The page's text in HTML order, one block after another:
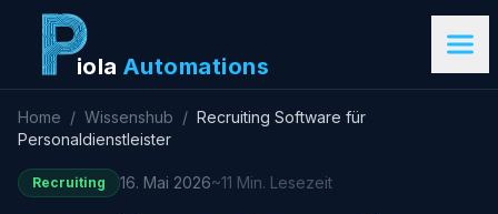
iola Automations
Home / Wissenshub / Recruiting Software für
Personaldienstleister
Recruiting 16. Mai 2026~11 Min. Lesezeit